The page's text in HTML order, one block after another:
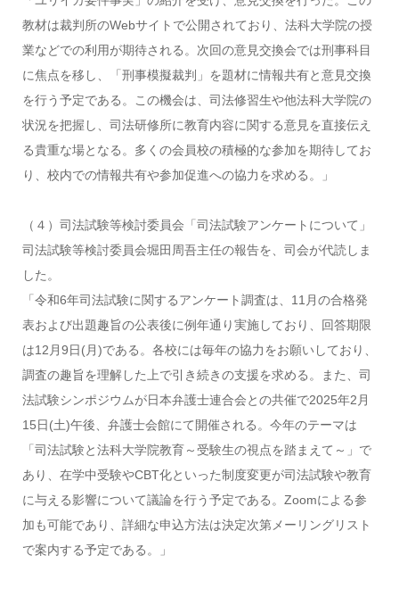
教材は裁判所のWebサイトで公開されており、法科大学院の授
業などでの利用が期待される。次回の意見交換会では刑事科目
に焦点を移し、「刑事模擬裁判」を題材に情報共有と意見交換
を行う予定である。この機会は、司法修習生や他法科大学院の
状況を把握し、司法研修所に教育内容に関する意見を直接伝え
る貴重な場となる。多くの会員校の積極的な参加を期待してお
り、校内での情報共有や参加促進への協力を求める。」
（４）司法試験等検討委員会「司法試験アンケートについて」
司法試験等検討委員会堀田周吾主任の報告を、司会が代読しま
した。
「令和6年司法試験に関するアンケート調査は、11月の合格発
表および出題趣旨の公表後に例年通り実施しており、回答期限
は12月9日(月)である。各校には毎年の協力をお願いしており、
調査の趣旨を理解した上で引き続きの支援を求める。また、司
法試験シンポジウムが日本弁護士連合会との共催で2025年2月
15日(土)午後、弁護士会館にて開催される。今年のテーマは
「司法試験と法科大学院教育～受験生の視点を踏まえて～」で
あり、在学中受験やCBT化といった制度変更が司法試験や教育
に与える影響について議論を行う予定である。Zoomによる参
加も可能であり、詳細な申込方法は決定次第メーリングリスト
で案内する予定である。」